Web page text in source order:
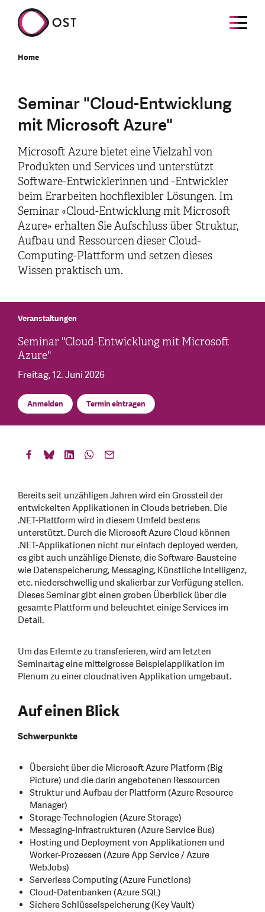
Home
Seminar "Cloud-Entwicklung
mit Microsoft Azure"
Microsoft Azure bietet eine Vielzahl von
Produkten und Services und unterstützt
Software-Entwicklerinnen und -Entwickler
beim Erarbeiten hochflexibler Lösungen. Im
Seminar «Cloud-Entwicklung mit Microsoft
Azure» erhalten Sie Aufschluss über Struktur,
Aufbau und Ressourcen dieser Cloud-
Computing-Plattform und setzen dieses
Wissen praktisch um.
Veranstaltungen
Seminar "Cloud-Entwicklung mit Microsoft
Azure"
Freitag, 12. Juni 2026
Anmelden Termin eintragen
Bereits seit unzähligen Jahren wird ein Grossteil der
entwickelten Applikationen in Clouds betrieben. Die
.NET-Plattform wird in diesem Umfeld bestens
unterstützt. Durch die Microsoft Azure Cloud können
.NET-Applikationen nicht nur einfach deployed werden,
es gibt auch unzählige Dienste, die Software-Bausteine
wie Datenspeicherung, Messaging, Künstliche Intelligenz,
etc. niederschwellig und skalierbar zur Verfügung stellen.
Dieses Seminar gibt einen groben Überblick über die
gesamte Plattform und beleuchtet einige Services im
Detail.
Um das Erlernte zu transferieren, wird am letzten
Seminartag eine mittelgrosse Beispielapplikation im
Plenum zu einer cloudnativen Applikation umgebaut.
Auf einen Blick
Schwerpunkte
Übersicht über die Microsoft Azure Platform (Big
Picture) und die darin angebotenen Ressourcen
Struktur und Aufbau der Plattform (Azure Resource
Manager)
Storage-Technologien (Azure Storage)
Messaging-Infrastrukturen (Azure Service Bus)
Hosting und Deployment von Applikationen und
Worker-Prozessen (Azure App Service / Azure
WebJobs)
Serverless Computing (Azure Functions)
Cloud-Datenbanken (Azure SQL)
Sichere Schlüsselspeicherung (Key Vault)